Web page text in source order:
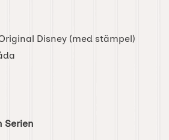
Disney (med stämpel)
Serien